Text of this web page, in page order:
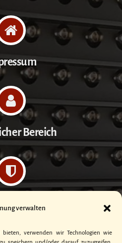
verwalten
verwenden wir Technologien wie
Bereich